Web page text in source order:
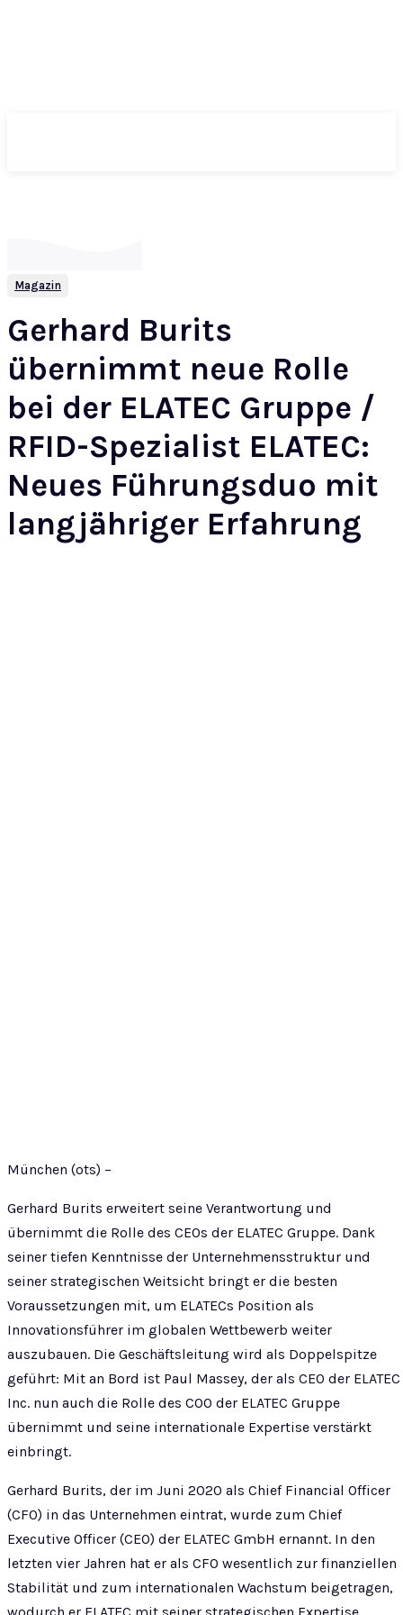
Magazin
Gerhard Burits
übernimmt neue Rolle
bei der ELATEC Gruppe /
RFID-Spezialist ELATEC:
Neues Führungsduo mit
langjähriger Erfahrung
München (ots) –
Gerhard Burits erweitert seine Verantwortung und
übernimmt die Rolle des CEOs der ELATEC Gruppe. Dank
seiner tiefen Kenntnisse der Unternehmensstruktur und
seiner strategischen Weitsicht bringt er die besten
Voraussetzungen mit, um ELATECs Position als
Innovationsführer im globalen Wettbewerb weiter
auszubauen. Die Geschäftsleitung wird als Doppelspitze
geführt: Mit an Bord ist Paul Massey, der als CEO der ELATEC
Inc. nun auch die Rolle des COO der ELATEC Gruppe
übernimmt und seine internationale Expertise verstärkt
einbringt.
Gerhard Burits, der im Juni 2020 als Chief Financial Officer
(CFO) in das Unternehmen eintrat, wurde zum Chief
Executive Officer (CEO) der ELATEC GmbH ernannt. In den
letzten vier Jahren hat er als CFO wesentlich zur finanziellen
Stabilität und zum internationalen Wachstum beigetragen,